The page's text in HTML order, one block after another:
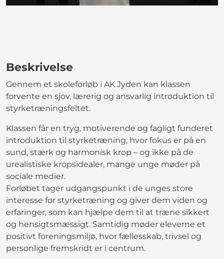
Beskrivelse
Gennem et skoleforløb i AK Jyden kan klassen
forvente en sjov, lærerig og ansvarlig introduktion til
styrketræningsfeltet.
Klassen får en tryg, motiverende og fagligt funderet
introduktion til styrketræning, hvor fokus er på en
sund, stærk og harmonisk krop – og ikke på de
urealistiske kropsidealer, mange unge møder på
sociale medier.
Forløbet tager udgangspunkt i de unges store
interesse for styrketræning og giver dem viden og
erfaringer, som kan hjælpe dem til at træne sikkert
og hensigtsmæssigt. Samtidig møder eleverne et
positivt foreningsmiljø, hvor fællesskab, trivsel og
personlige fremskridt er i centrum.